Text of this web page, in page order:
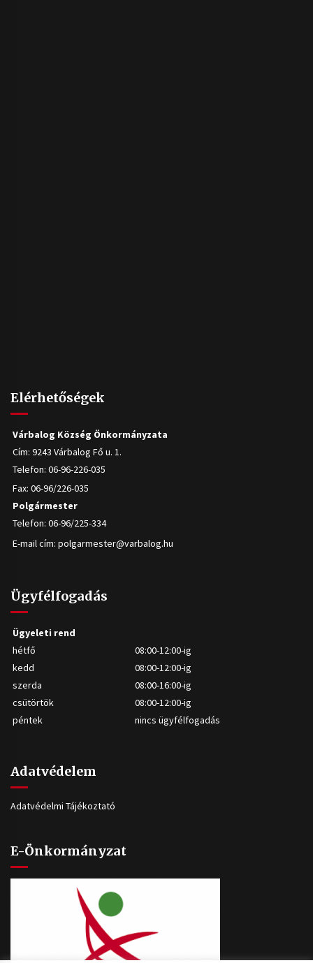
Elérhetőségek
Várbalog Község Önkormányzata
Cím: 9243 Várbalog Fő u. 1.
Telefon: 06-96-226-035
Fax: 06-96/226-035
Polgármester
Telefon: 06-96/225-334
E-mail cím: polgarmester@varbalog.hu
Ügyfélfogadás
Ügyeleti rend
hétfő
08:00-12:00-ig
kedd
08:00-12:00-ig
szerda
08:00-16:00-ig
csütörtök
08:00-12:00-ig
péntek
nincs ügyfélfogadás
Adatvédelem
Adatvédelmi Tájékoztató
E-Önkormányzat